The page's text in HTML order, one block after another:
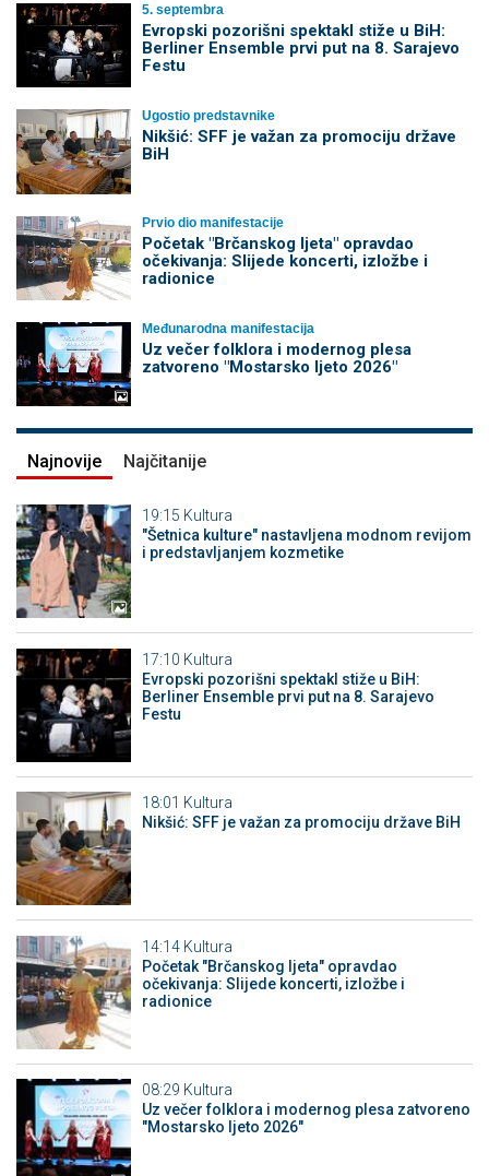
5. septembra
Evropski pozorišni spektakl stiže u BiH:
Berliner Ensemble prvi put na 8. Sarajevo
Festu
Ugostio predstavnike
Nikšić: SFF je važan za promociju države
BiH
Prvio dio manifestacije
Početak "Brčanskog ljeta" opravdao
očekivanja: Slijede koncerti, izložbe i
radionice
Međunarodna manifestacija
Uz večer folklora i modernog plesa
zatvoreno "Mostarsko ljeto 2026"
Najnovije Najčitanije
19:15 Kultura
"Šetnica kulture" nastavljena modnom revijom
i predstavljanjem kozmetike
17:10 Kultura
Evropski pozorišni spektakl stiže u BiH:
Berliner Ensemble prvi put na 8. Sarajevo
Festu
18:01 Kultura
Nikšić: SFF je važan za promociju države BiH
14:14 Kultura
Početak "Brčanskog ljeta" opravdao
očekivanja: Slijede koncerti, izložbe i
radionice
08:29 Kultura
Uz večer folklora i modernog plesa zatvoreno
"Mostarsko ljeto 2026"